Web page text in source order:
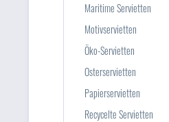
Maritime Servietten
Motivservietten
Öko-Servietten
Osterservietten
Papierservietten
Recycelte Servietten